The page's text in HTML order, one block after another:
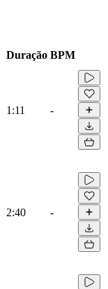
Duração BPM
1:11 -
2:40 -